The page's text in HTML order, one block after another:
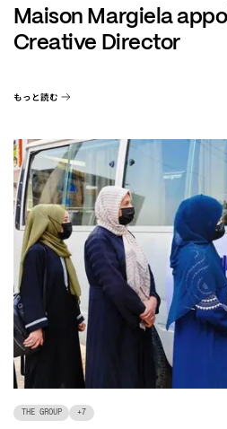
Maison Margiela
Creative Director
もっと読む
THE GROUP +7